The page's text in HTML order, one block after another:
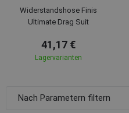
Widerstandshose Finis
Ultimate Drag Suit
41,17 €
Lagervarianten
Nach Parametern filtern